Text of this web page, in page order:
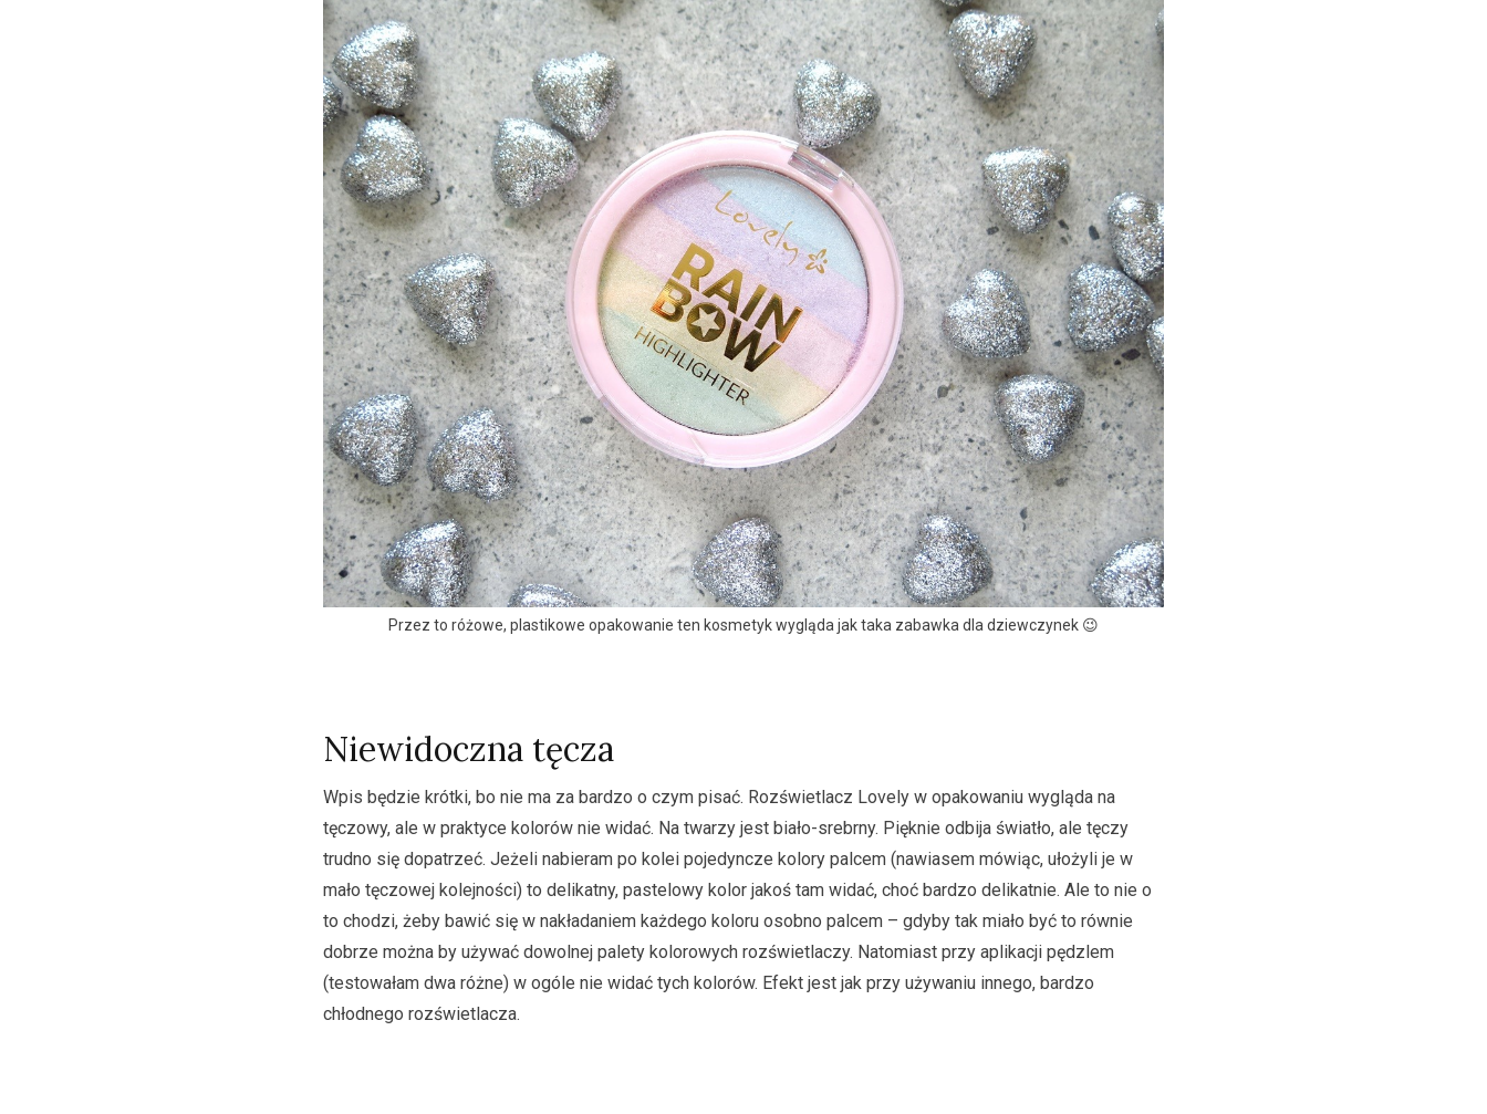
Przez to różowe, plastikowe opakowanie ten kosmetyk wygląda jak taka zabawka dla dziewczynek 😉
Niewidoczna tęcza
Wpis będzie krótki, bo nie ma za bardzo o czym pisać. Rozświetlacz Lovely w opakowaniu wygląda na
tęczowy, ale w praktyce kolorów nie widać. Na twarzy jest biało-srebrny. Pięknie odbija światło, ale tęczy
trudno się dopatrzeć. Jeżeli nabieram po kolei pojedyncze kolory palcem (nawiasem mówiąc, ułożyli je w
mało tęczowej kolejności) to delikatny, pastelowy kolor jakoś tam widać, choć bardzo delikatnie. Ale to nie o
to chodzi, żeby bawić się w nakładaniem każdego koloru osobno palcem – gdyby tak miało być to równie
dobrze można by używać dowolnej palety kolorowych rozświetlaczy. Natomiast przy aplikacji pędzlem
(testowałam dwa różne) w ogóle nie widać tych kolorów. Efekt jest jak przy używaniu innego, bardzo
chłodnego rozświetlacza.